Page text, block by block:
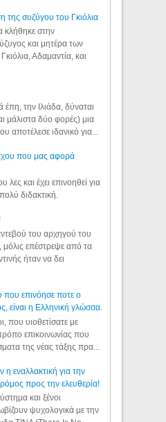
της συζύγου του Γκιόλια
κλήθηκε στην
και μητέρα των
Αδαμαντία, και
την Ιλιάδα, δύναται
μάλιστα δύο φορές) μια
αποτέλεσε ιδανικό για...
που μας αφορά
και έχει επινοηθεί για
διδακτική.
του αρχηγού του
επέστρεψε από τα
ήταν να δει
που επινόησε ποτε ο
είναι η Ελληνική γλώσσα.
που υιοθετίσατε με
επικοινωνίας που
της νέας τάξης πρα...
εναλλακτική για την
προς την ελευθερία!
και ξένοι
ψυχολογικά με την